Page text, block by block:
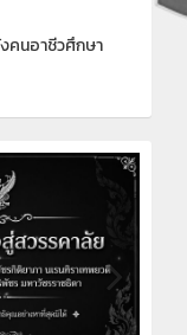
คนอาชีวศึกษา